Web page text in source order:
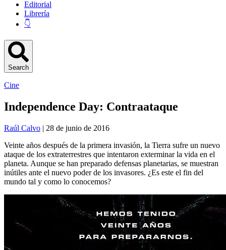
Editorial
Librería
👇
Search
Cine
Independence Day: Contraataque
Raúl Calvo | 28 de junio de 2016
Veinte años después de la primera invasión, la Tierra sufre un nuevo
ataque de los extraterrestres que intentaron exterminar la vida en el
planeta. Aunque se han preparado defensas planetarias, se muestran
inútiles ante el nuevo poder de los invasores. ¿Es este el fin del
mundo tal y como lo conocemos?